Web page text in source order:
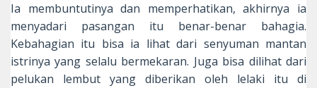
Ia membuntutinya dan memperhatikan, akhirnya ia
menyadari pasangan itu benar-benar bahagia.
Kebahagian itu bisa ia lihat dari senyuman mantan
istrinya yang selalu bermekaran. Juga bisa dilihat dari
pelukan lembut yang diberikan oleh lelaki itu di